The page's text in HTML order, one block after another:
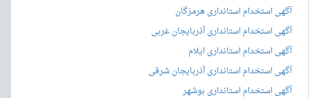
آگهی استخدام استانداری هرمزگان
آگهی استخدام استانداری آذربایجان غربی
آگهی استخدام استانداری ایلام
آگهی استخدام استانداری آذربایجان شرقی
آگهی استخدام استانداری بوشهر